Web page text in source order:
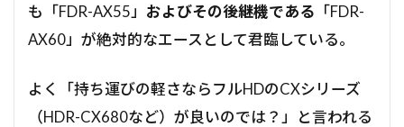
も「FDR-AX55」 およびその後継機である 「FDR-
AX60」が絶対的なエースとして君臨している。
よく「持ち運びの軽さならフルHDのCXシリーズ
（HDR-CX680など）が良いのでは？」と言われる